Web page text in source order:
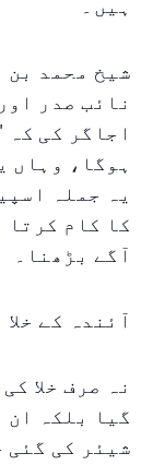
ہیں۔
شیخ محمد بن
نائب صدر
اجاگر کی
ہوگا، وہاں
یہ جملہ
کا کام کرتا
آگے بڑھنا۔
آئندہ کے
نہ صرف خلا
گیا بلکہ ان
شیئر کی گئی